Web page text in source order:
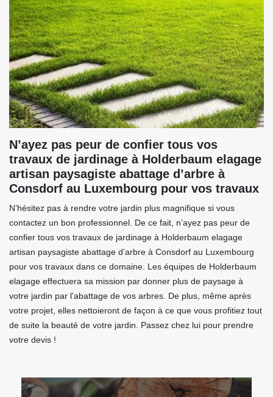
N’ayez pas peur de confier tous vos
travaux de jardinage à Holderbaum elagage
artisan paysagiste abattage d’arbre à
Consdorf au Luxembourg pour vos travaux
N’hésitez pas à rendre votre jardin plus magnifique si vous
contactez un bon professionnel. De ce fait, n’ayez pas peur de
confier tous vos travaux de jardinage à Holderbaum elagage
artisan paysagiste abattage d’arbre à Consdorf au Luxembourg
pour vos travaux dans ce domaine. Les équipes de Holderbaum
elagage effectuera sa mission par donner plus de paysage à
votre jardin par l’abattage de vos arbres. De plus, même après
votre projet, elles nettoieront de façon à ce que vous profitiez tout
de suite la beauté de votre jardin. Passez chez lui pour prendre
votre devis !